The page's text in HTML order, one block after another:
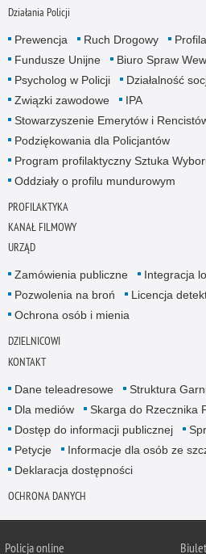
Działania Policji
Prewencja Ruch Drogowy
Fundusze Unijne
Biuro Spraw
Psycholog w Policji
Działalność
Związki zawodowe
IPA
Stowarzyszenie Emerytów i
Podziękowania dla Policjantów
Program profilaktyczny Sztuka
Oddziały o profilu mundurowym
PROFILAKTYKA
KANAŁ FILMOWY
URZĄD
Zamówienia publiczne
Integracja
Pozwolenia na broń
Licencja
Ochrona osób i mienia
DZIELNICOWI
KONTAKT
Dane teleadresowe Struktura
Dla mediów
Skarga do Rzecznika
Dostęp do informacji publicznej
Petycje
Informacje dla osób ze
Deklaracja dostępności
OCHRONA DANYCH
Policja online